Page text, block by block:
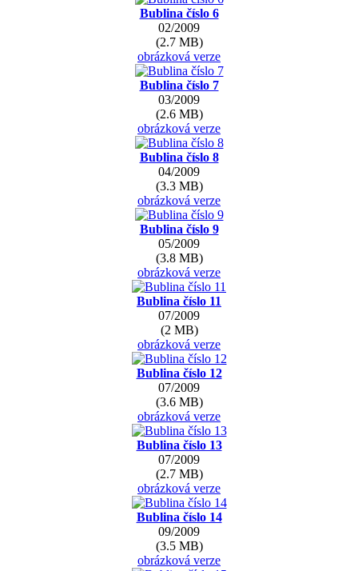
Bublina číslo 6
02/2009
(2.7 MB)
obrázková verze
Bublina číslo 7
03/2009
(2.6 MB)
obrázková verze
Bublina číslo 8
04/2009
(3.3 MB)
obrázková verze
Bublina číslo 9
05/2009
(3.8 MB)
obrázková verze
Bublina číslo 11
07/2009
(2 MB)
obrázková verze
Bublina číslo 12
07/2009
(3.6 MB)
obrázková verze
Bublina číslo 13
07/2009
(2.7 MB)
obrázková verze
Bublina číslo 14
09/2009
(3.5 MB)
obrázková verze